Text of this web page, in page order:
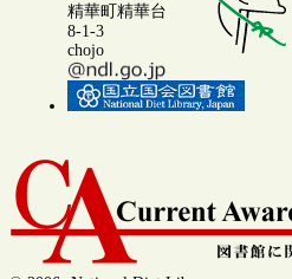
精華町精華台
8-1-3
chojo